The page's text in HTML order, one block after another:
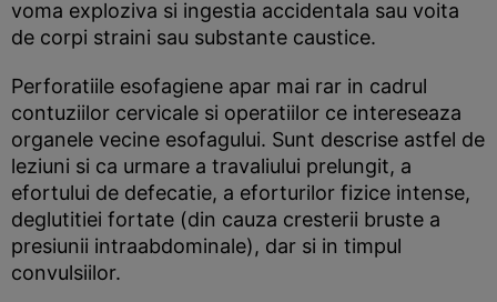
voma exploziva si ingestia accidentala sau voita
de corpi straini sau substante caustice.
Perforatiile esofagiene apar mai rar in cadrul
contuziilor cervicale si operatiilor ce intereseaza
organele vecine esofagului. Sunt descrise astfel de
leziuni si ca urmare a travaliului prelungit, a
efortului de defecatie, a eforturilor fizice intense,
deglutitiei fortate (din cauza cresterii bruste a
presiunii intraabdominale), dar si in timpul
convulsiilor.